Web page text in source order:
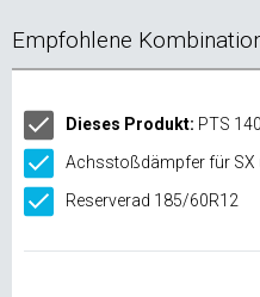
Empfohlene
Dieses Produkt: PTS
Achsstoßdämpfer für SX
Reserverad 185/60R12